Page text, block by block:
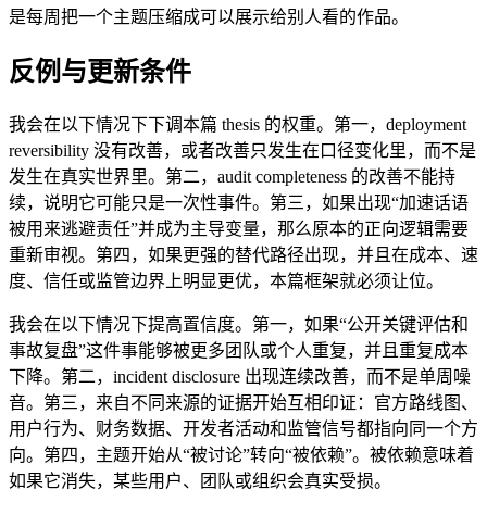
是每周把一个主题压缩成可以展示给别人看的作品。
反例与更新条件
我会在以下情况下下调本篇 thesis 的权重。第一，deployment
reversibility 没有改善，或者改善只发生在口径变化里，而不是
发生在真实世界里。第二，audit completeness 的改善不能持
续，说明它可能只是一次性事件。第三，如果出现“加速话语
被用来逃避责任”并成为主导变量，那么原本的正向逻辑需要
重新审视。第四，如果更强的替代路径出现，并且在成本、速
度、信任或监管边界上明显更优，本篇框架就必须让位。
我会在以下情况下提高置信度。第一，如果“公开关键评估和
事故复盘”这件事能够被更多团队或个人重复，并且重复成本
下降。第二，incident disclosure 出现连续改善，而不是单周噪
音。第三，来自不同来源的证据开始互相印证：官方路线图、
用户行为、财务数据、开发者活动和监管信号都指向同一个方
向。第四，主题开始从“被讨论”转向“被依赖”。被依赖意味着
如果它消失，某些用户、团队或组织会真实受损。